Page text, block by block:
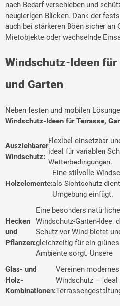
nach Bedarf verschieben und
neugierigen Blicken. Dank der
auch bei stärkeren Böen sicher an
Mietobjekte oder wechselnde
Windschutz-Ideen für
und Garten
Neben festen und mobilen
Windschutz-Ideen für Terrasse,
Ausziehbarer
Windschutz:
Flexibel einsetzbar
ideal für variablen
Wetterbedingungen.
Holzelemente:
Eine stilvolle
als Sichtschutz
Umgebung einfügt.
Hecken
und
Pflanzen:
Eine besonders natürliche
Windschutz-Garten-Idee,
Schutz vor Wind bietet
gleichzeitig für ein grünes
Ambiente sorgt. Unsere
Glas- und
Holz-
Kombinationen:
Vereinen
Windschutz –